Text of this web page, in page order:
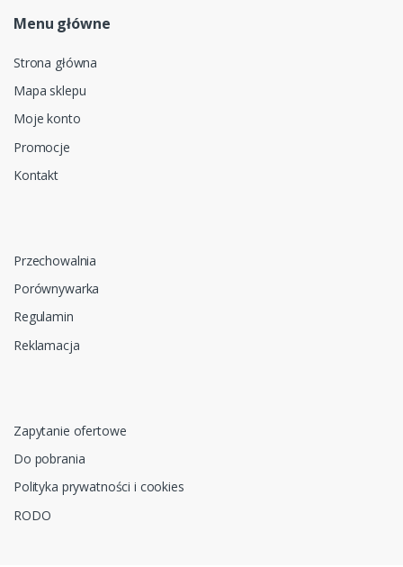
Menu główne
Strona główna
Mapa sklepu
Moje konto
Promocje
Kontakt
Przechowalnia
Porównywarka
Regulamin
Reklamacja
Zapytanie ofertowe
Do pobrania
Polityka prywatności i cookies
RODO